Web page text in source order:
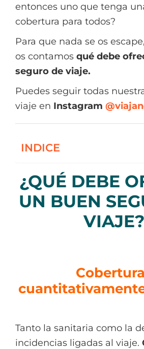
entonces uno que tenga
cobertura para todos?
Para que nada se os
os contamos qué debe
seguro de viaje.
Puedes seguir todas
viaje en Instagram
INDICE
¿QUÉ DEBE
UN BUEN
VIAJE?
Tanto la sanitaria como la
incidencias ligadas al viaje.